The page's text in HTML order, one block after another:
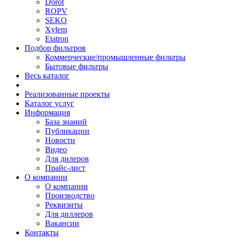
Dorot
ROPV
SEKO
Xylem
Etatron
Подбор фильтров
Коммерческие/промышленные фильтры
Бытовые фильтры
Весь каталог
Реализованные проекты
Каталог услуг
Информация
База знаний
Публикации
Новости
Видео
Для дилеров
Прайс-лист
О компании
О компании
Производство
Реквизиты
Для диллеров
Вакансии
Контакты